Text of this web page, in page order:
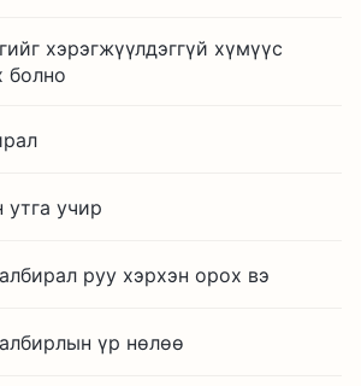
хэрэгжүүлдэггүй хүмүүс
болно
утга учир
руу хэрхэн орох вэ
үр нөлөө